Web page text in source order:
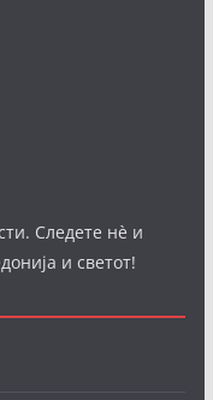
Следете нè и
и светот!